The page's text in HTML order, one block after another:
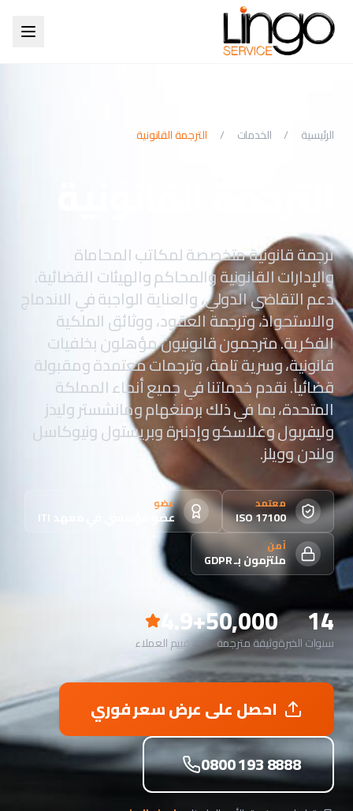
الرئيسية / الخدمات / الترجمة القانونية
ترجمة قانونية متخصصة لمكاتب المحاماة
والإدارات القانونية والمحاكم والهيئات القضائية.
دعم التقاضي الدولي، والعناية الواجبة في الاندماج
والاستحواذ، وترجمة العقود، ووثائق الملكية
الفكرية. مترجمون قانونيون مؤهلون بخلفيات
قانونية، وسرية تامة، وترجمات معتمدة ومقبولة
قضائياً. نقدم خدماتنا في جميع أنحاء المملكة
المتحدة، بما في ذلك برمنغهام ومانشستر وليدز
وليفربول وغلاسكو وإدنبرة وبريستول ونيوكاسل
ولندن وويلز.
معتمد
ISO 17100
عضو
عضو مؤسسي في معهد ITI
آمن
ملتزمون بـ GDPR
14
سنوات الخبرة50,000+
وثيقة مترجمة 4.9
تقييم العملاء
احصل على عرض سعر فوري
0800 193 8888